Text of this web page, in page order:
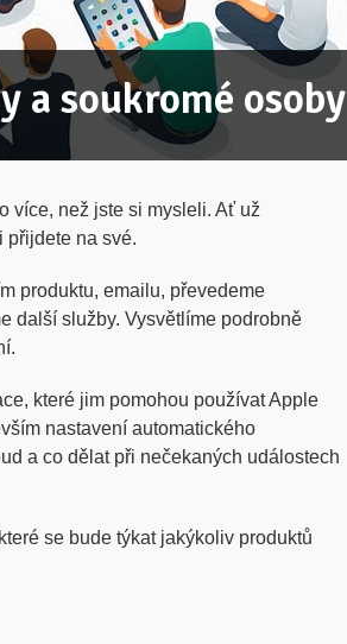
a soukromé osoby
více, než jste si mysleli. Ať už
přijdete na své.
produktu, emailu, převedeme
další služby. Vysvětlíme podrobně
které jim pomohou používat Apple
nastavení automatického
a co dělat při nečekaných událostech
se bude týkat jakýkoliv produktů